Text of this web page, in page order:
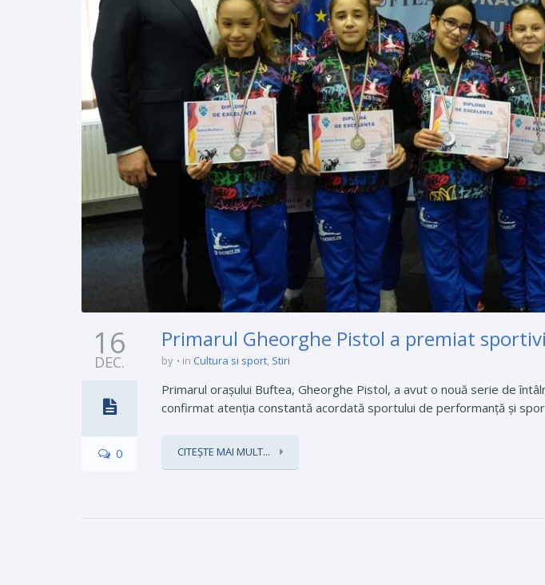
16
DEC.
0
Primarul Gheorghe Pistol a premiat
by in Cultura si sport, Stiri
Primarul orașului Buftea, Gheorghe Pistol, a avut o nouă serie de
confirmat atenția constantă acordată sportului de performanță și
CITEȘTE MAI MULT...